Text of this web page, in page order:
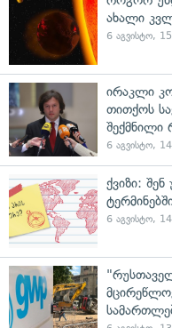
ახალი
6 აგვისტო,
ირაკლი
თითქოს
შექმნილი
6 აგვისტო,
ქვიზი:
6 აგვისტო,